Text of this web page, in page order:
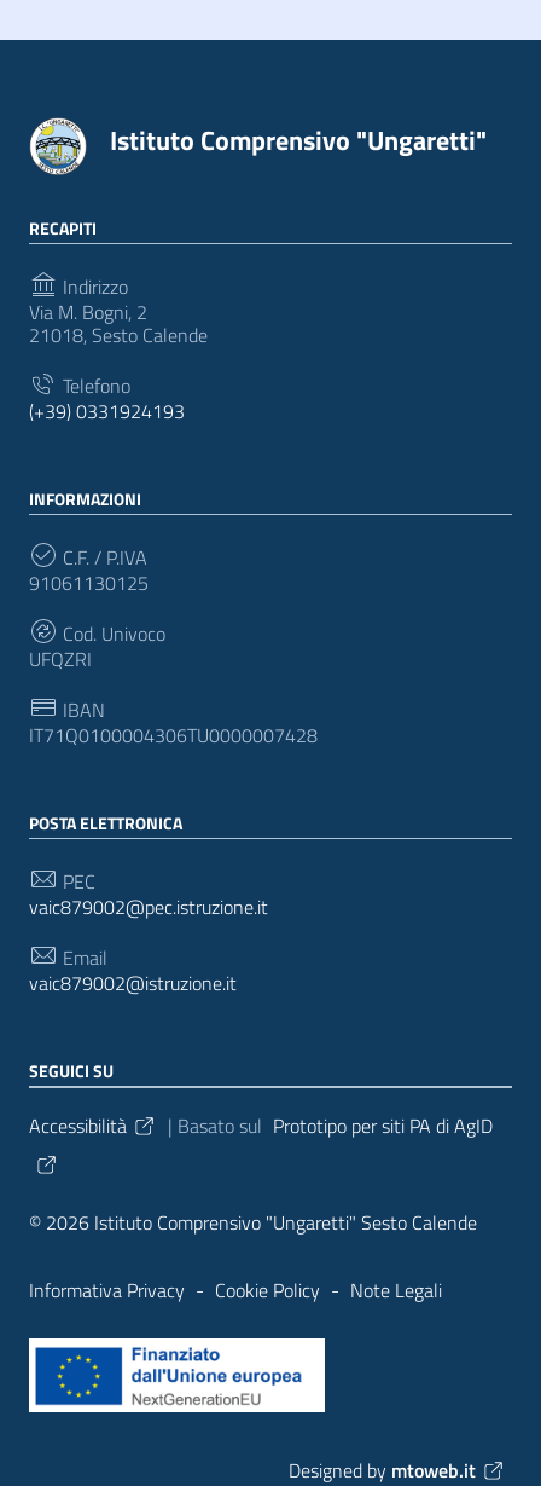
Istituto Comprensivo "Ungaretti"
RECAPITI
Indirizzo
Via M. Bogni, 2
21018, Sesto Calende
Telefono
(+39) 0331924193
INFORMAZIONI
C.F. / P.IVA
91061130125
Cod. Univoco
UFQZRI
IBAN
IT71Q0100004306TU0000007428
POSTA ELETTRONICA
PEC
vaic879002@pec.istruzione.it
Email
vaic879002@istruzione.it
SEGUICI SU
Sezione Link Utili
Accessibilità | Basato sul Prototipo per siti PA di AgID
© 2026 Istituto Comprensivo "Ungaretti" Sesto Calende
Informativa Privacy - Cookie Policy - Note Legali
Designed by mtoweb.it